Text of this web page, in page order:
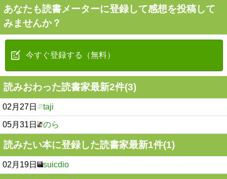
あなたも読書メーターに登録して感想を投稿して
みませんか？
今すぐ登録する（無料）
読みおわった読書家最新2件(3)
02月27日 taji
05月31日 のら
読みたい本に登録した読書家最新1件(1)
02月19日 suicdio